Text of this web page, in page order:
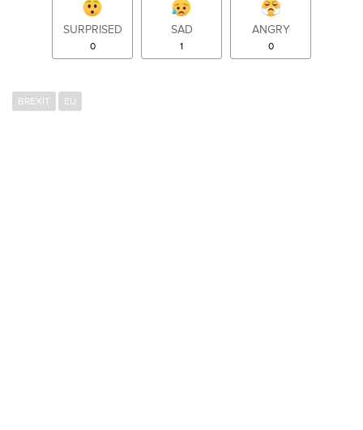
SURPRISED
0
SAD
1
ANGRY
0
BREXIT EU